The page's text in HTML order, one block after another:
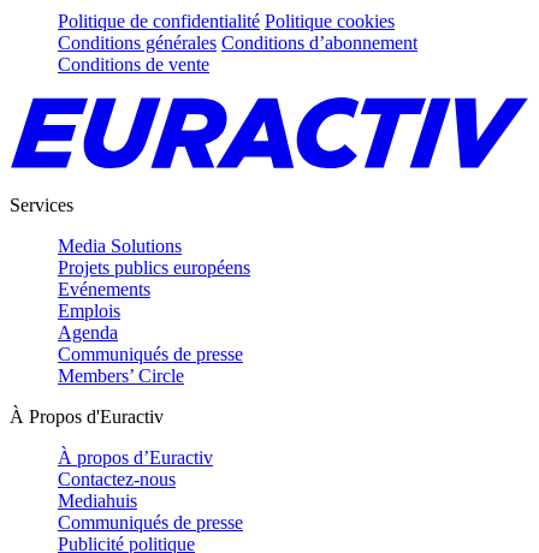
Politique de confidentialité Politique cookies
Conditions générales Conditions d’abonnement
Conditions de vente
Services
Media Solutions
Projets publics européens
Evénements
Emplois
Agenda
Communiqués de presse
Members’ Circle
À Propos d'Euractiv
À propos d’Euractiv
Contactez-nous
Mediahuis
Communiqués de presse
Publicité politique